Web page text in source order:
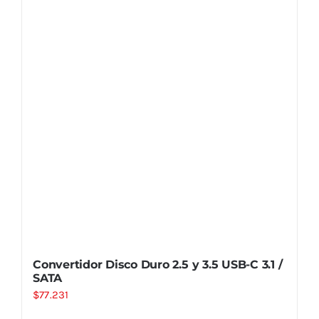
Convertidor Disco Duro 2.5 y 3.5 USB-C 3.1 /
SATA
$77.231